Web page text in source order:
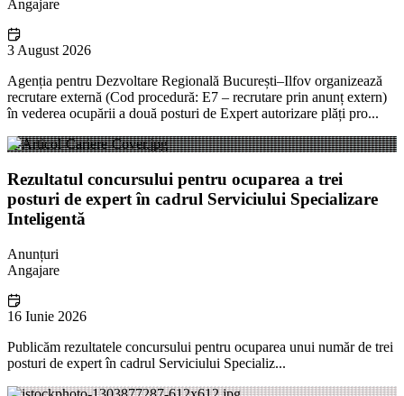
Angajare
3 August 2026
Agenția pentru Dezvoltare Regională București–Ilfov organizează
recrutare externă (Cod procedură: E7 – recrutare prin anunț extern)
în vederea ocupării a două posturi de Expert autorizare plăți pro...
Rezultatul concursului pentru ocuparea a trei
posturi de expert în cadrul Serviciului Specializare
Inteligentă
Anunțuri
Angajare
16 Iunie 2026
Publicăm rezultatele concursului pentru ocuparea unui număr de trei
posturi de expert în cadrul Serviciului Specializ...